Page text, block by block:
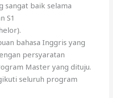
sangat baik selama
S1
bahasa Inggris yang
persyaratan
Master yang dituju.
seluruh program